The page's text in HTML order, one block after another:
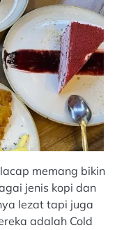
memang bikin
jenis kopi dan
lezat tapi juga
adalah Cold